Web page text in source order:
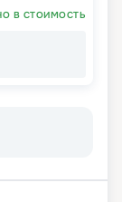
В СТОИМОСТЬ